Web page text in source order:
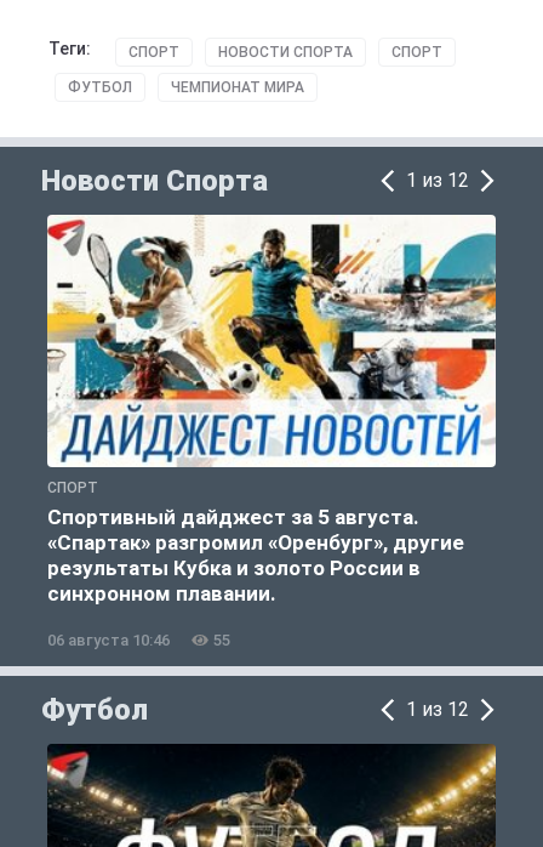
Теги: СПОРТ НОВОСТИ СПОРТА СПОРТ
ФУТБОЛ ЧЕМПИОНАТ МИРА
Новости Спорта 1 из 12
СПОРТ
Спортивный дайджест за 5 августа.
«Спартак» разгромил «Оренбург», другие
результаты Кубка и золото России в
синхронном плавании.
06 августа 10:46 55
Футбол 1 из 12